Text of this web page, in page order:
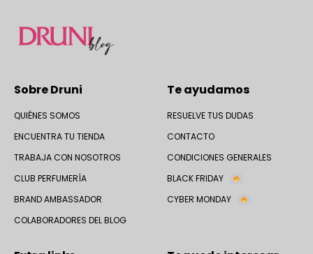
Sobre Druni
QUIÉNES SOMOS
ENCUENTRA TU TIENDA
TRABAJA CON NOSOTROS
CLUB PERFUMERÍA
BRAND AMBASSADOR
COLABORADORES DEL BLOG
Te ayudamos
RESUELVE TUS DUDAS
CONTACTO
CONDICIONES GENERALES
BLACK FRIDAY
CYBER MONDAY